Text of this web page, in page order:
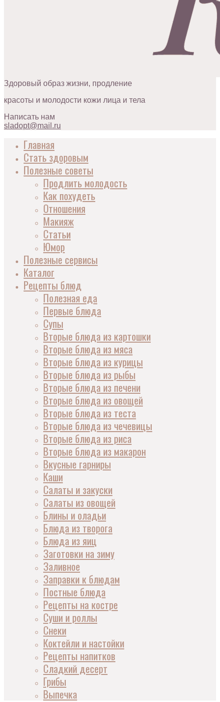
Здоровый образ жизни, продление
красоты и молодости кожи лица и тела
Написать нам
sladopt@mail.ru
Главная
Стать здоровым
Полезные советы
Продлить молодость
Как похудеть
Отношения
Макияж
Статьи
Юмор
Полезные сервисы
Каталог
Рецепты блюд
Полезная еда
Первые блюда
Супы
Вторые блюда из картошки
Вторые блюда из мяса
Вторые блюда из курицы
Вторые блюда из рыбы
Вторые блюда из печени
Вторые блюда из овощей
Вторые блюда из теста
Вторые блюда из чечевицы
Вторые блюда из риса
Вторые блюда из макарон
Вкусные гарниры
Каши
Салаты и закуски
Салаты из овощей
Блины и оладьи
Блюда из творога
Блюда из яиц
Заготовки на зиму
Заливное
Заправки к блюдам
Постные блюда
Рецепты на костре
Суши и роллы
Снеки
Коктейли и настойки
Рецепты напитков
Сладкий десерт
Грибы
Выпечка